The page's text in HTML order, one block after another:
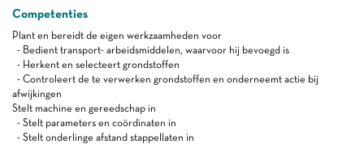
Competenties
Plant en bereidt de eigen werkzaamheden voor
- Bedient transport- arbeidsmiddelen, waarvoor hij bevoegd is
- Herkent en selecteert grondstoffen
- Controleert de te verwerken grondstoffen en onderneemt actie bij
afwijkingen
Stelt machine en gereedschap in
- Stelt parameters en coördinaten in
- Stelt onderlinge afstand stappellaten in